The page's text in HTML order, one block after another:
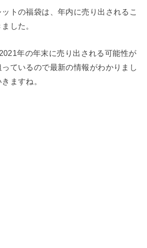
トの福袋は、年内に売り出されるこ
した。
年の年末に売り出される可能性が
ているので最新の情報がわかりまし
ますね。